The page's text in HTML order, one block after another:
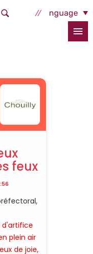
Select Language